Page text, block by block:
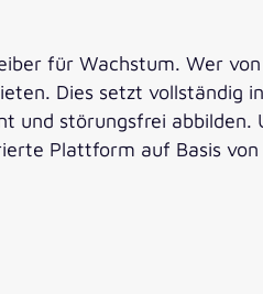
für Wachstum. Wer
Dies setzt
und störungsfrei abbilden.
Plattform auf Basis